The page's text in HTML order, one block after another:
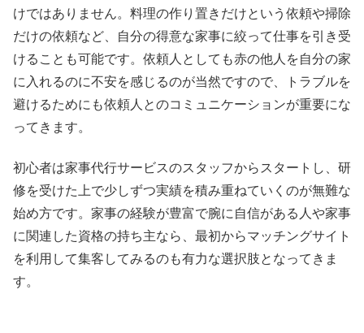
けではありません。料理の作り置きだけという依頼や掃除
だけの依頼など、自分の得意な家事に絞って仕事を引き受
けることも可能です。依頼人としても赤の他人を自分の家
に入れるのに不安を感じるのが当然ですので、トラブルを
避けるためにも依頼人とのコミュニケーションが重要にな
ってきます。
初心者は家事代行サービスのスタッフからスタートし、研
修を受けた上で少しずつ実績を積み重ねていくのが無難な
始め方です。家事の経験が豊富で腕に自信がある人や家事
に関連した資格の持ち主なら、最初からマッチングサイト
を利用して集客してみるのも有力な選択肢となってきま
す。